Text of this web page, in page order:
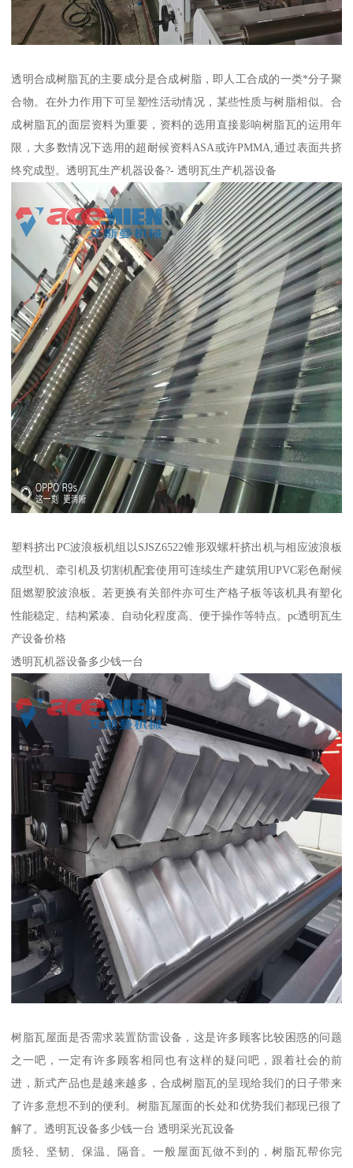
透明合成树脂瓦的主要成分是合成树脂，即人工合成的一类*分子聚
合物。在外力作用下可呈塑性活动情况，某些性质与树脂相似。合
成树脂瓦的面层资料为重要，资料的选用直接影响树脂瓦的运用年
限，大多数情况下选用的超耐候资料ASA或许PMMA,通过表面共挤
终究成型。透明瓦生产机器设备?- 透明瓦生产机器设备
塑料挤出PC波浪板机组以SJSZ6522锥形双螺杆挤出机与相应波浪板
成型机、牵引机及切割机配套使用可连续生产建筑用UPVC彩色耐候
阻燃塑胶波浪板。若更换有关部件亦可生产格子板等该机具有塑化
性能稳定、结构紧凑、自动化程度高、便于操作等特点。pc透明瓦生
产设备价格
透明瓦机器设备多少钱一台
树脂瓦屋面是否需求装置防雷设备，这是许多顾客比较困惑的问题
之一吧，一定有许多顾客相同也有这样的疑问吧，跟着社会的前
进，新式产品也是越来越多，合成树脂瓦的呈现给我们的日子带来
了许多意想不到的便利。树脂瓦屋面的长处和优势我们都现已很了
解了。透明瓦设备多少钱一台 透明采光瓦设备
质轻、坚韧、保温、隔音。一般屋面瓦做不到的，树脂瓦帮你完